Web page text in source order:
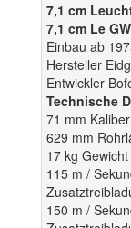
7,1 cm
7,1 cm Le
Einbau ab
Hersteller
Entwickler
Technische
71 mm Kaliber
629 mm
17 kg Gewicht
115 m /
150 m /